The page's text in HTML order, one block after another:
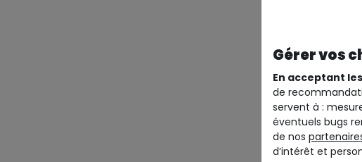
Gérer vos
En acceptant
de
servent à :
éventuels bugs
de nos
d’intérêt et